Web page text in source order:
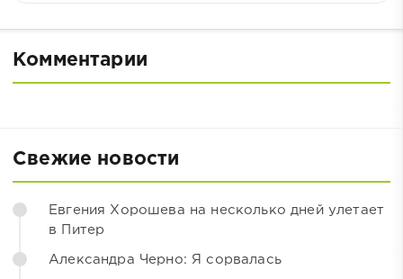
Комментарии
Свежие новости
Евгения Хорошева на несколько дней улетает
в Питер
Александра Черно: Я сорвалась